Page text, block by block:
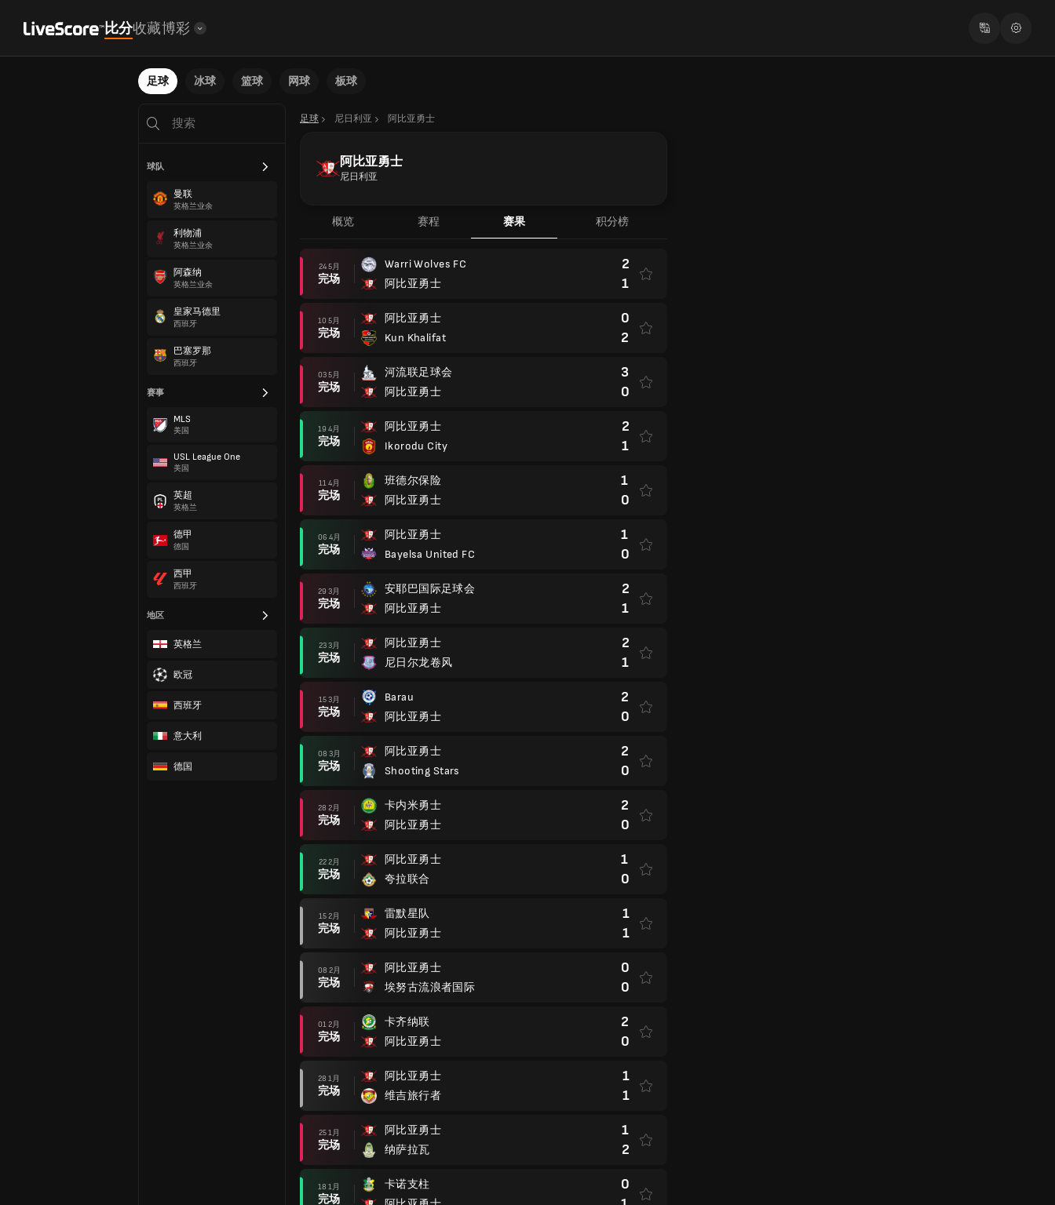
比分收藏博彩
足球 冰球 篮球 网球 板球
球队
曼联
英格兰业余
利物浦
英格兰业余
阿森纳
英格兰业余
皇家马德里
西班牙
巴塞罗那
西班牙
赛事
MLS
美国
USL League One
美国
英超
英格兰
德甲
德国
西甲
西班牙
地区
英格兰
欧冠
西班牙
意大利
德国
足球 尼日利亚 阿比亚勇士
阿比亚勇士
尼日利亚
概览 赛程 赛果 积分榜
24 5月
完场
Warri Wolves FC
阿比亚勇士
2
1
10 5月
完场
阿比亚勇士
Kun Khalifat
0
2
03 5月
完场
河流联足球会
阿比亚勇士
3
0
19 4月
完场
阿比亚勇士
Ikorodu City
2
1
11 4月
完场
班德尔保险
阿比亚勇士
1
0
06 4月
完场
阿比亚勇士
Bayelsa United FC
1
0
29 3月
完场
安耶巴国际足球会
阿比亚勇士
2
1
23 3月
完场
阿比亚勇士
尼日尔龙卷风
2
1
15 3月
完场
Barau
阿比亚勇士
2
0
08 3月
完场
阿比亚勇士
Shooting Stars
2
0
28 2月
完场
卡内米勇士
阿比亚勇士
2
0
22 2月
完场
阿比亚勇士
夸拉联合
1
0
15 2月
完场
雷默星队
阿比亚勇士
1
1
08 2月
完场
阿比亚勇士
埃努古流浪者国际
0
0
01 2月
完场
卡齐纳联
阿比亚勇士
2
0
28 1月
完场
阿比亚勇士
维吉旅行者
1
1
25 1月
完场
阿比亚勇士
纳萨拉瓦
1
2
18 1月
完场
卡诺支柱
0